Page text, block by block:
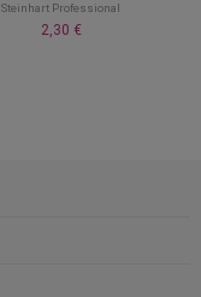
Steinhart Professional
2,30 €